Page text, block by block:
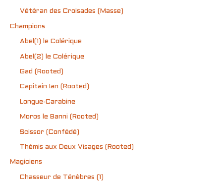
Vétéran des Croisades (Masse)
Champions
Abel(1) le Colérique
Abel(2) le Colérique
Gad (Rooted)
Capitain Ian (Rooted)
Longue-Carabine
Moros le Banni (Rooted)
Scissor (Confédé)
Thémis aux Deux Visages (Rooted)
Magiciens
Chasseur de Ténèbres (1)